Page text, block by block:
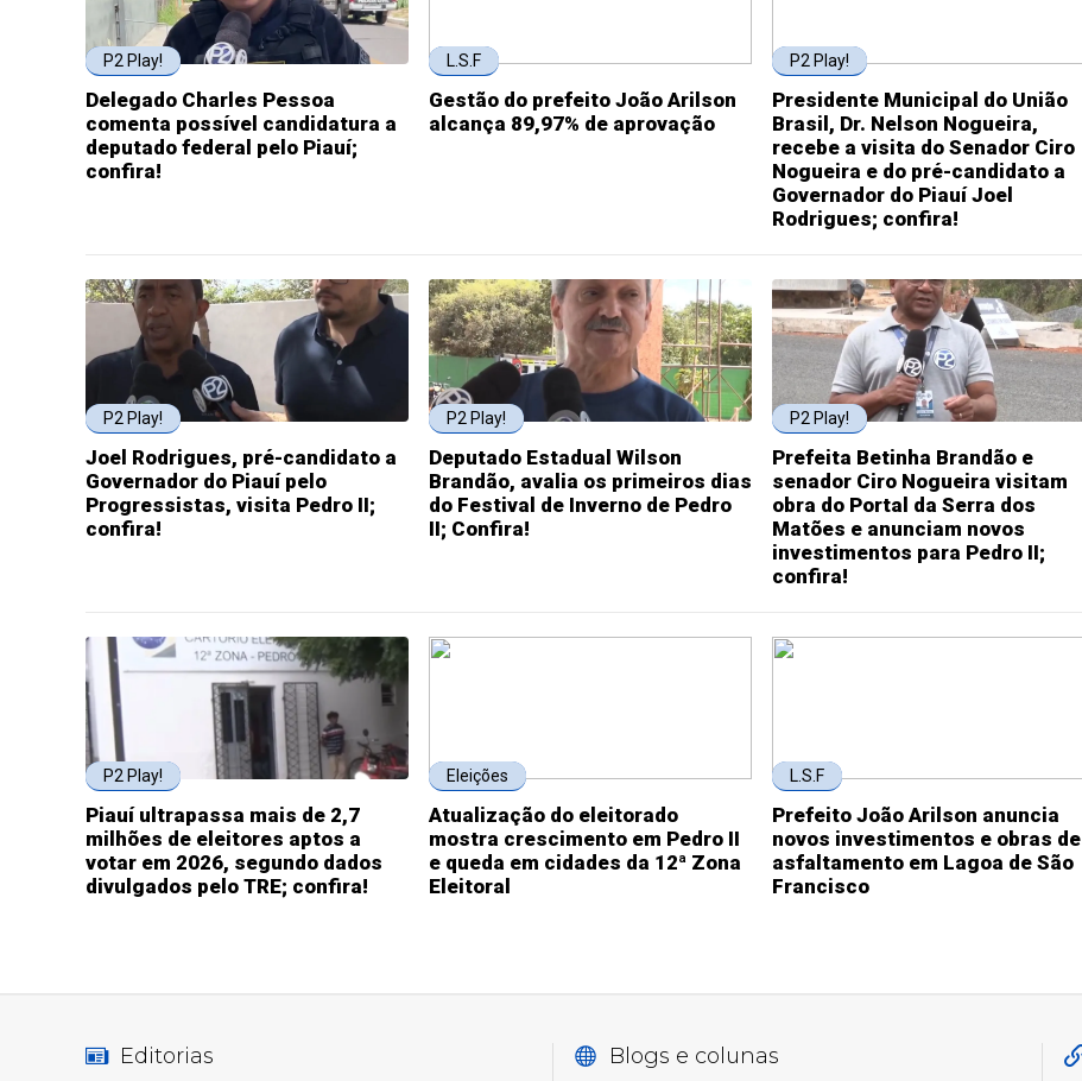
P2 Play!
Delegado Charles Pessoa
comenta possível candidatura a
deputado federal pelo Piauí;
confira!
L.S.F
Gestão do prefeito João Arilson
alcança 89,97% de aprovação
P2 Play!
Presidente Municipal do União
Brasil, Dr. Nelson Nogueira,
recebe a visita do Senador Ciro
Nogueira e do pré-candidato a
Governador do Piauí Joel
Rodrigues; confira!
P2 Play!
Joel Rodrigues, pré-candidato a
Governador do Piauí pelo
Progressistas, visita Pedro II;
confira!
P2 Play!
Deputado Estadual Wilson
Brandão, avalia os primeiros dias
do Festival de Inverno de Pedro
II; Confira!
P2 Play!
Prefeita Betinha Brandão e
senador Ciro Nogueira visitam
obra do Portal da Serra dos
Matões e anunciam novos
investimentos para Pedro II;
confira!
P2 Play!
Piauí ultrapassa mais de 2,7
milhões de eleitores aptos a
votar em 2026, segundo dados
divulgados pelo TRE; confira!
Eleições
Atualização do eleitorado
mostra crescimento em Pedro II
e queda em cidades da 12ª Zona
Eleitoral
L.S.F
Prefeito João Arilson anuncia
novos investimentos e obras de
asfaltamento em Lagoa de São
Francisco
Editorias Blogs e colunas